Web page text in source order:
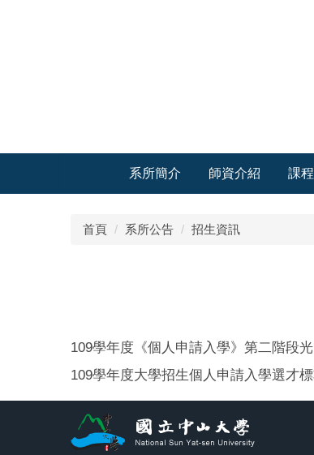
系所簡介 師資介紹 課
首頁 系所公告 招生資訊
109學年度《個人申請入學》第二階段
109學年度大學招生個人申請入學選才